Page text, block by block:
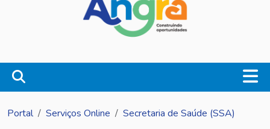
Portal Serviços Online
Secretaria de Saúde (SSA)